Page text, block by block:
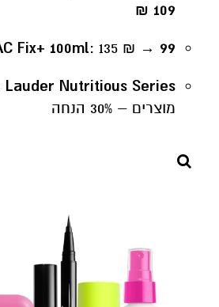
109 ₪
Fix+ 100ml: 135 ₪ → 99 ₪
Lauder Nutritious Series
מוצרים – 30% הנחה